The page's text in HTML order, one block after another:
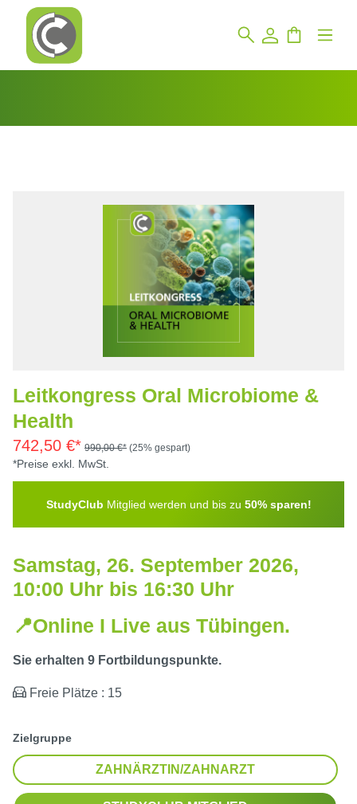
Leitkongress Oral Microbiome &
Health
742,50 €* 990,00 €* (25% gespart)
*Preise exkl. MwSt.
StudyClub Mitglied werden und bis zu 50% sparen!
Samstag, 26. September 2026,
10:00 Uhr bis 16:30 Uhr
📍Online I Live aus Tübingen.
Sie erhalten 9 Fortbildungspunkte.
Freie Plätze : 15
Zielgruppeauswählen
ZAHNÄRZTIN/ZAHNARZT